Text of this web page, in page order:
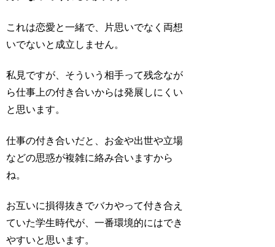
これは恋愛と一緒で、片思いでなく両想
いでないと成立しません。
私見ですが、そういう相手って残念なが
ら仕事上の付き合いからは発展しにくい
と思います。
仕事の付き合いだと、お金や出世や立場
などの思惑が複雑に絡み合いますから
ね。
お互いに損得抜きでバカやって付き合え
ていた学生時代が、一番環境的にはでき
やすいと思います。